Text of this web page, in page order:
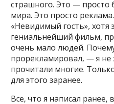
страшного. Это — просто
мира. Это просто
«Невидимый гость», хотя
гениальнейший фильм,
очень мало людей.
прорекламировал, — я не
прочитали многие.
для этого заранее.
Все, что я написал ранее,